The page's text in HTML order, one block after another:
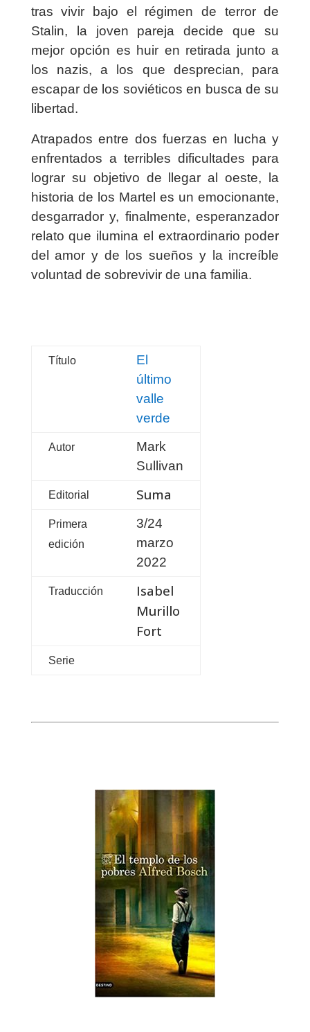
tras vivir bajo el régimen de terror de
Stalin, la joven pareja decide que su
mejor opción es huir en retirada junto a
los nazis, a los que desprecian, para
escapar de los soviéticos en busca de su
libertad.
Atrapados entre dos fuerzas en lucha y
enfrentados a terribles dificultades para
lograr su objetivo de llegar al oeste, la
historia de los Martel es un emocionante,
desgarrador y, finalmente, esperanzador
relato que ilumina el extraordinario poder
del amor y de los sueños y la increíble
voluntad de sobrevivir de una familia.
Título
El
último
valle
verde
Autor
Mark
Sullivan
Editorial Suma
Primera
edición
3/24
marzo
2022
Traducción
Isabel
Murillo
Fort
Serie